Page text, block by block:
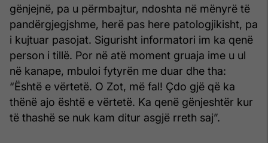
gënjejnë, pa u përmbaj­tur, ndoshta në mënyrë të
pandërgjegjshme, herë pas here patologjikisht, pa
i kujtuar pasojat. Sigurisht informatori im ka qenë
person i tillë. Por në atë moment gruaja ime u ul
në kanape, mbuloi fytyrën me duar dhe tha:
“Është e vërtetë. O Zot, më fal! Çdo gjë që ka
thënë ajo është e vërtetë. Ka qenë gënjeshtër kur
të thashë se nuk kam ditur asgjë rreth saj”.